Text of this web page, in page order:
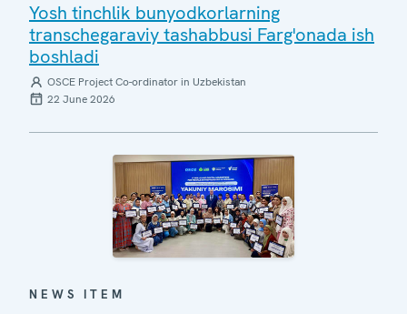
Yosh tinchlik bunyodkorlarning
transchegaraviy tashabbusi Farg'onada ish
boshladi
OSCE Project Co-ordinator in Uzbekistan
22 June 2026
NEWS ITEM